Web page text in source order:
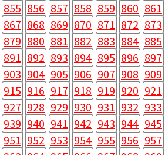
855 856 857 858 859 860 861
867 868 869 870 871 872 873
879 880 881 882 883 884 885
891 892 893 894 895 896 897
903 904 905 906 907 908 909
915 916 917 918 919 920 921
927 928 929 930 931 932 933
939 940 941 942 943 944 945
951 952 953 954 955 956 957